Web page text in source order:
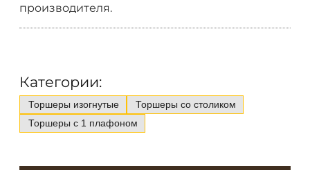
производителя.
Категории:
Торшеры изогнутые
Торшеры со столиком
Торшеры с 1 плафоном